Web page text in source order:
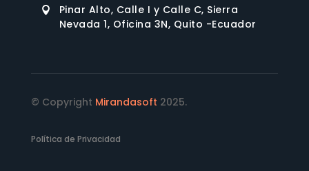

Pinar Alto, Calle I y Calle C, Sierra
Nevada 1, Oficina 3N, Quito -Ecuador
© Copyright Mirandasoft 2025.
Política de Privacidad